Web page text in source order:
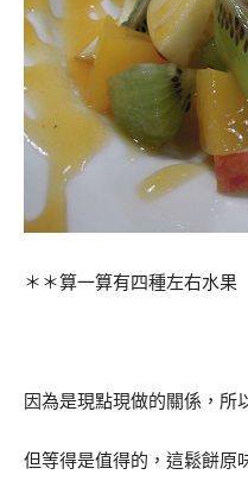
＊＊算一算有四種左右水果
因為是現點現做的關係，所
但等得是值得的，這鬆餅原